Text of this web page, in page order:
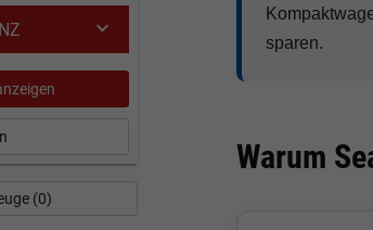
sparen.
Warum
(0)